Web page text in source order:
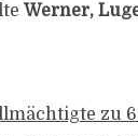
Werner,
zu